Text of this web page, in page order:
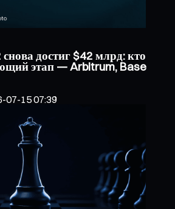
достиг $42 млрд: кто
этап — Arbitrum, Base
07-15 07:39